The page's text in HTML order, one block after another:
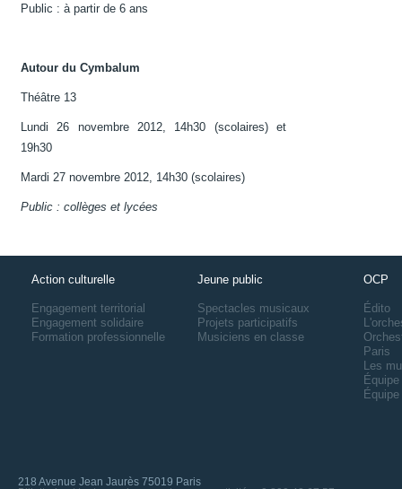
Public : à partir de 6 ans
Autour du Cymbalum
Théâtre 13
Lundi 26 novembre 2012, 14h30 (scolaires) et
19h30
Mardi 27 novembre 2012, 14h30 (scolaires)
Public : collèges et lycées
Action culturelle
Engagement territorial
Engagement solidaire
Formation professionnelle
Jeune public
Spectacles musicaux
Projets participatifs
Musiciens en classe
OCP
Édito
Paris
Les
218 Avenue Jean Jaurès 75019 Paris